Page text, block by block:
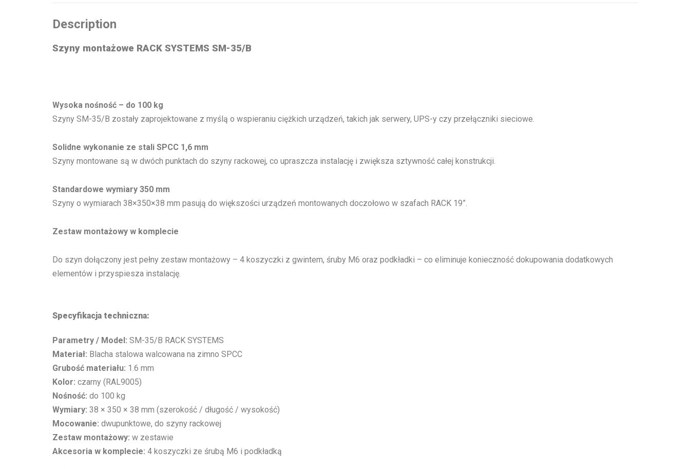
Description
Szyny montażowe RACK SYSTEMS SM-35/B
Wysoka nośność – do 100 kg
Szyny SM-35/B zostały zaprojektowane z myślą o wspieraniu ciężkich urządzeń, takich jak serwery, UPS-y czy przełączniki sieciowe.
Solidne wykonanie ze stali SPCC 1,6 mm
Szyny montowane są w dwóch punktach do szyny rackowej, co upraszcza instalację i zwiększa sztywność całej konstrukcji.
Standardowe wymiary 350 mm
Szyny o wymiarach 38×350×38 mm pasują do większości urządzeń montowanych doczołowo w szafach RACK 19”.
Zestaw montażowy w komplecie
Do szyn dołączony jest pełny zestaw montażowy – 4 koszyczki z gwintem, śruby M6 oraz podkładki – co eliminuje konieczność dokupowania dodatkowych
elementów i przyspiesza instalację.
Specyfikacja techniczna:
Parametry / Model: SM-35/B RACK SYSTEMS
Materiał: Blacha stalowa walcowana na zimno SPCC
Grubość materiału: 1.6 mm
Kolor: czarny (RAL9005)
Nośność: do 100 kg
Wymiary: 38 × 350 × 38 mm (szerokość / długość / wysokość)
Mocowanie: dwupunktowe, do szyny rackowej
Zestaw montażowy: w zestawie
Akcesoria w komplecie: 4 koszyczki ze śrubą M6 i podkładką